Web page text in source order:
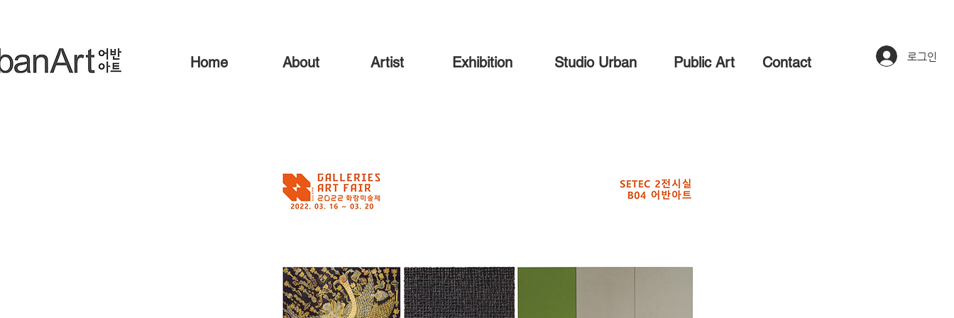
Home About Artist Exhibition Public Art Contact
Studio Urban 로그인